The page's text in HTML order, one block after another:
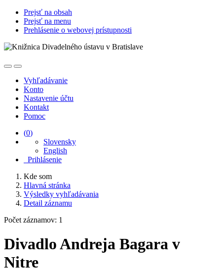
Prejsť na obsah
Prejsť na menu
Prehlásenie o webovej prístupnosti
Vyhľadávanie
Konto
Nastavenie účtu
Kontakt
Pomoc
(0)
Slovensky
English
Prihlásenie
Kde som
Hlavná stránka
Výsledky vyhľadávania
Detail záznamu
Počet záznamov: 1
Divadlo Andreja Bagara v
Nitre